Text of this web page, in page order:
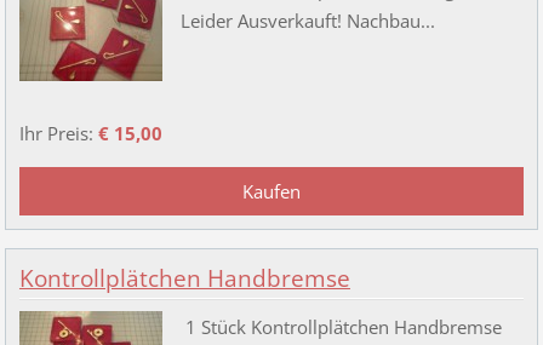
Leider Ausverkauft! Nachbau...
Ihr Preis: € 15,00
Kontrollplätchen Handbremse
1 Stück Kontrollplätchen Handbremse